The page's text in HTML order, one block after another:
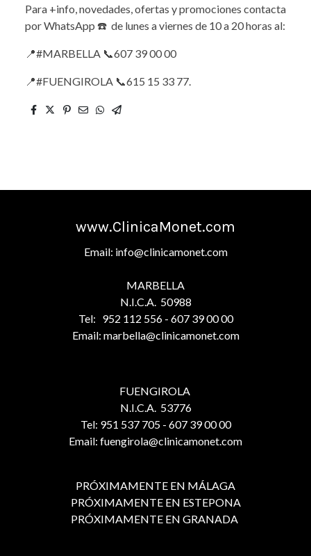
Para +info, novedades, ofertas y promociones contacta
por WhatsApp ☎️ de lunes a viernes de 10 a 20 horas al:
📍#MARBELLA 📞607 39 00 00
📍#FUENGIROLA 📞615 15 33 77.
www.ClinicaMonet.com
Email: info@clinicamonet.com
MARBELLA
N.I.C.A. 50988
Tel: 952 112 556 - 607 39 00 00
Email: marbella@clinicamonet.com
FUENGIROLA
N.I.C.A. 53776
Tel: 951 537 705 - 607 39 00 00
Email: fuengirola@clinicamonet.com
PRÓXIMAMENTE EN MÁLAGA
PRÓXIMAMENTE EN ESTEPONA
PRÓXIMAMENTE EN GRANADA